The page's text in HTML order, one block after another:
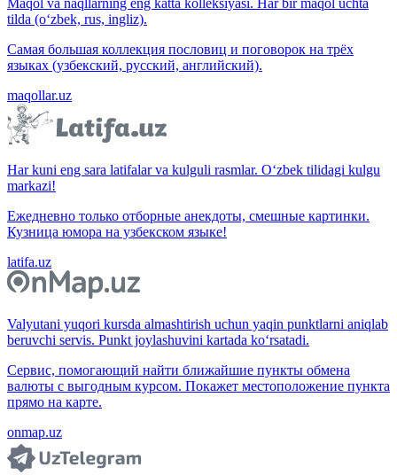
tilda (o‘zbek, rus, ingliz).
Самая большая коллекция пословиц и поговорок на трёх
языках (узбекский, русский, английский).
maqollar.uz
Har kuni eng sara latifalar va kulguli rasmlar. O‘zbek tilidagi kulgu
markazi!
Ежедневно только отборные анекдоты, смешные картинки.
Кузница юмора на узбекском языке!
latifa.uz
Valyutani yuqori kursda almashtirish uchun yaqin punktlarni aniqlab
beruvchi servis. Punkt joylashuvini kartada ko‘rsatadi.
Сервис, помогающий найти ближайшие пункты обмена
валюты с выгодным курсом. Покажет местоположение пункта
прямо на карте.
onmap.uz